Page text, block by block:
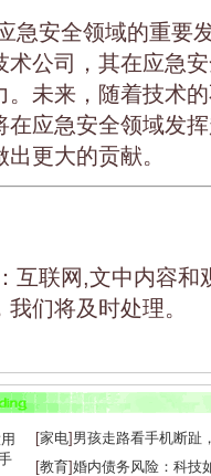
急安全领域的重要
术公司，其在应急
。未来，随着技术
在应急安全领域发
更大的贡献。
互联网,文中内容和
们将及时处理。
首...
[家电] 男孩走路看手机断趾
[教育]婚内债务风险：科技